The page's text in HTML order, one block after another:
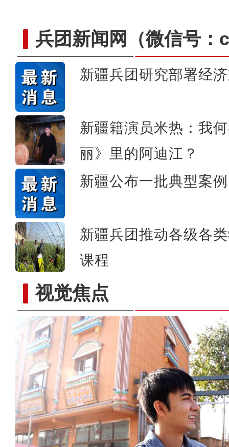
兵团新闻网 （微信号
新疆兵团研究部署经
新疆籍演员米热：我
丽》里的阿迪江？
新疆公布一批典型案例
新疆兵团推动各级各
课程
视觉焦点实拍新疆南部“稻蟹共生”